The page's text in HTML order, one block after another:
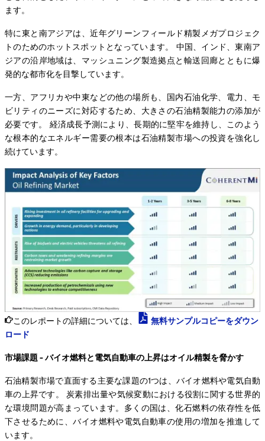
ます。
特に東と南アジアは、近年グリーンフィールド精製メガプロジェク
トのためのホットスポットとなっています。 中国、インド、東南ア
ジアの沿岸地域は、マッシュニング製造拠点と輸送回廊とともに爆
発的な都市化を目撃しています。
一方、アフリカや中東などの他の場所も、国内石油化学、電力、モ
ビリティのニーズに対応するため、大きさの石油精製能力の添加が
必要です。 経済成長予測により、長期的に堅牢を維持し、このよう
な根本的なエネルギー需要の根本は石油精製市場への投資を強化し
続けています。
このレポートの詳細については、
無料サンプルコピーをダウン
ロード
市場課題 - バイオ燃料と電気自動車の上昇はオイル精製を脅かす
石油精製市場で直面する主要な課題の1つは、バイオ燃料や電気自動
車の上昇です。 炭素排出量や気候変動における役割に関する世界的
な環境問題が高まっています。多くの国は、化石燃料の依存性を低
下させるために、バイオ燃料や電気自動車の使用の増加を推進して
います。